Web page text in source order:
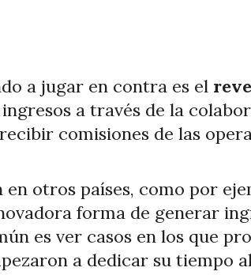
a jugar en contra es el
a través de la
comisiones de las
otros países, como por
forma de generar
es ver casos en los que
a dedicar su tiempo